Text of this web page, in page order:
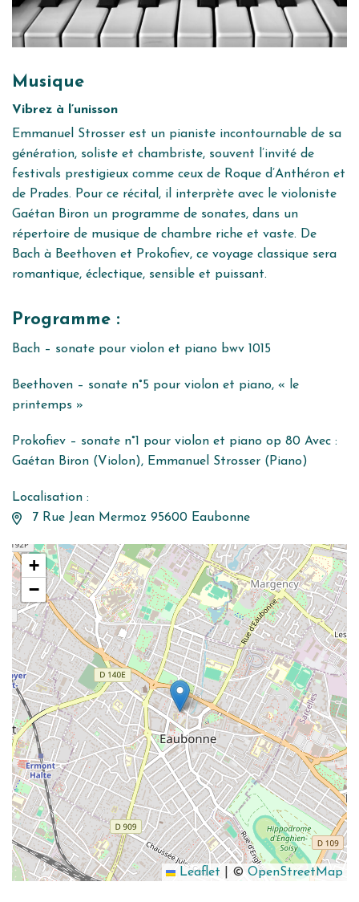
Musique
Vibrez à l’unisson
Emmanuel Strosser est un pianiste incontournable de sa
génération, soliste et chambriste, souvent l’invité de
festivals prestigieux comme ceux de Roque d’Anthéron et
de Prades. Pour ce récital, il interprète avec le violoniste
Gaétan Biron un programme de sonates, dans un
répertoire de musique de chambre riche et vaste. De
Bach à Beethoven et Prokofiev, ce voyage classique sera
romantique, éclectique, sensible et puissant.
Programme :
Bach – sonate pour violon et piano bwv 1015
Beethoven – sonate n°5 pour violon et piano, « le
printemps »
Prokofiev – sonate n°1 pour violon et piano op 80 Avec :
Gaétan Biron (Violon), Emmanuel Strosser (Piano)
Localisation :
7 Rue Jean Mermoz 95600 Eaubonne
+
−
Leaflet © OpenStreetMap